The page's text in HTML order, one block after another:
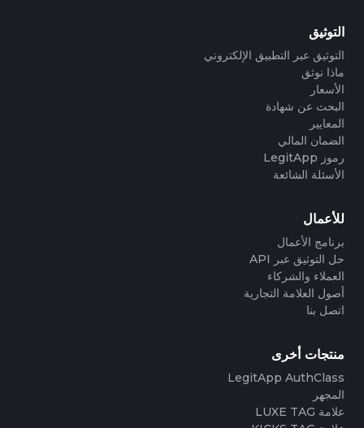
التوثيق
التوثيق عبر التطبيق الإلكتروني
ماذا نوثق
الأسعار
البحث عن شهادة
المعايير
الضمان المالي
رموز LegitApp
الأسئلة الشائعة
للأعمال
برنامج الأعمال
حل التوثيق عبر API
العملاء والشركاء
أصول العلامة التجارية
اتصل بنا
منتجات أخرى
LegitApp AuthClass
المجهر
علامة LUXE TAG